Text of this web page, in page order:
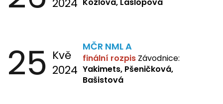
2024
25 Kvě
2024
MČR NML A
finální rozpis Závodnice:
Yakimets, Pšeničková,
Bašistová